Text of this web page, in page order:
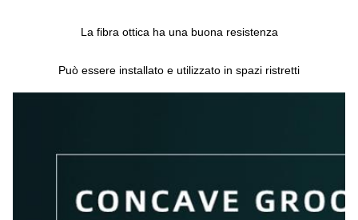
La fibra ottica ha una buona resistenza
Può essere installato e utilizzato in spazi ristretti